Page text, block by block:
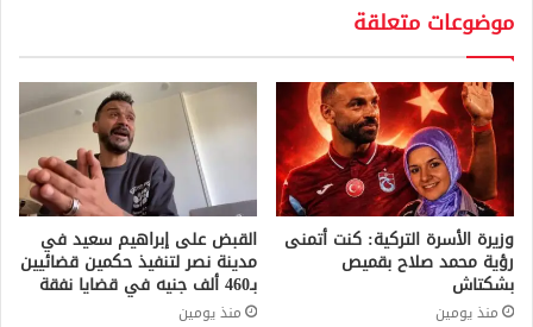
موضوعات متعلقة
وزيرة الأسرة التركية: كنت أتمنى
رؤية محمد صلاح بقميص
بشكتاش
منذ يومين
القبض على إبراهيم سعيد في
مدينة نصر لتنفيذ حكمين قضائيين
بـ460 ألف جنيه في قضايا نفقة
منذ يومين